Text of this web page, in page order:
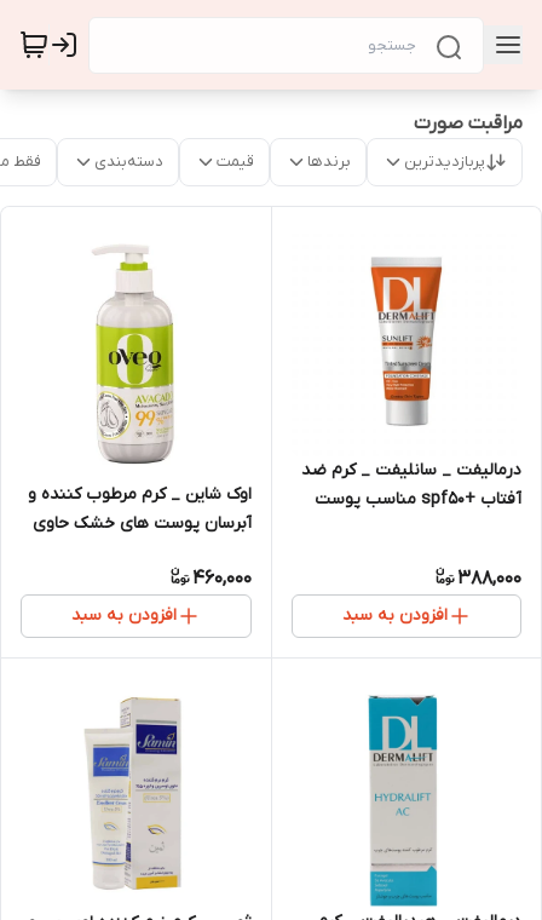
مراقبت صورت
پربازدیدترین برندها قیمت دسته‌بندی فقط
درمالیفت _ سانلیفت _ کرم ضد
آفتاب +spf50 مناسب پوست
388,000
افزودن به سبد
اوک شاین _ کرم مرطوب کننده و
آبرسان پوست های خشک حاوی
460,000
افزودن به سبد